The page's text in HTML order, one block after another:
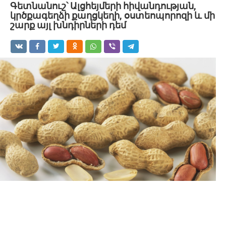
Գետնանուշ՝ Ալցհեյմերի հիվանդության,
կրծքագեղձի քաղցկեղի, օստեոպորոզի և մի
շարք այլ խնդիրների դեմ